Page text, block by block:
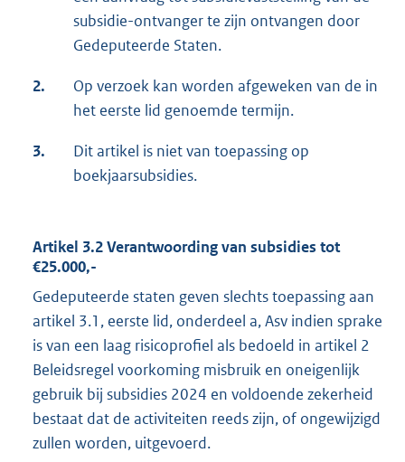
subsidie-ontvanger te zijn ontvangen door
Gedeputeerde Staten.
2.
Op verzoek kan worden afgeweken van de in
het eerste lid genoemde termijn.
3.
Dit artikel is niet van toepassing op
boekjaarsubsidies.
Artikel 3.2 Verantwoording van subsidies tot
€25.000,-
Gedeputeerde staten geven slechts toepassing aan
artikel 3.1, eerste lid, onderdeel a, Asv indien sprake
is van een laag risicoprofiel als bedoeld in artikel 2
Beleidsregel voorkoming misbruik en oneigenlijk
gebruik bij subsidies 2024 en voldoende zekerheid
bestaat dat de activiteiten reeds zijn, of ongewijzigd
zullen worden, uitgevoerd.